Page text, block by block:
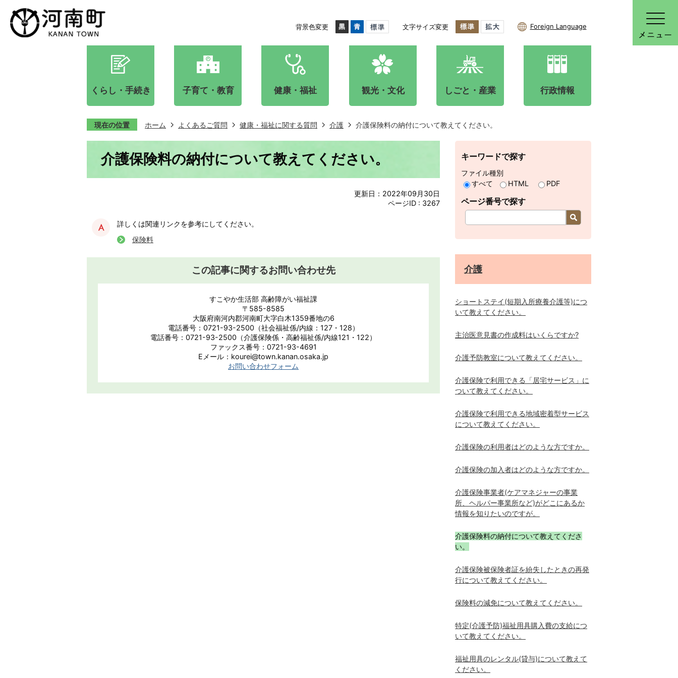
背景色変更 文字サイズ変更 Foreign Language
くらし・手続き 子育て・教育 健康・福祉 観光・文化 しごと・産業 行政情報
現在の位置 ホーム よくあるご質問 健康・福祉に関する質問 介護 介護保険料の納付について教えてください。
介護保険料の納付について教えてください。
更新日：2022年09月30日
ページID : 3267
詳しくは関連リンクを参考にしてください。
保険料
この記事に関するお問い合わせ先
すこやか生活部 高齢障がい福祉課
〒585-8585
大阪府南河内郡河南町大字白木1359番地の6
電話番号：0721-93-2500（社会福祉係/内線：127・128）
電話番号：0721-93-2500（介護保険係・高齢福祉係/内線121・122）
ファックス番号：0721-93-4691
Eメール：kourei@town.kanan.osaka.jp
お問い合わせフォーム
キーワードで探す
ファイル種別
すべて
HTML PDF
ページ番号で探す
介護
ショートステイ(短期入所療養介護等)につ
いて教えてください。
主治医意見書の作成料はいくらですか?
介護予防教室について教えてください。
介護保険で利用できる「居宅サービス」に
ついて教えてください。
介護保険で利用できる地域密着型サービス
について教えてください。
介護保険の利用者はどのような方ですか。
介護保険の加入者はどのような方ですか。
介護保険事業者(ケアマネジャーの事業
所、ヘルパー事業所など)がどこにあるか
情報を知りたいのですが。
介護保険料の納付について教えてくださ
い。
介護保険被保険者証を紛失したときの再発
行について教えてください。
保険料の減免について教えてください。
特定(介護予防)福祉用具購入費の支給につ
いて教えてください。
福祉用具のレンタル(貸与)について教えて
ください。